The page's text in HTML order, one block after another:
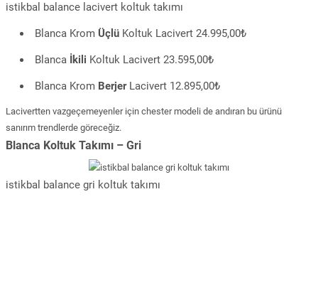
istikbal balance lacivert koltuk takımı
Blanca Krom Üçlü Koltuk Lacivert 24.995,00₺
Blanca İkili Koltuk Lacivert 23.595,00₺
Blanca Krom BerjerLacivert 12.895,00₺
Lacivertten vazgeçemeyenler için chester modeli de andıran bu ürünü
sanırım trendlerde göreceğiz.
Blanca Koltuk Takımı – Gri
istikbal balance gri koltuk takımı